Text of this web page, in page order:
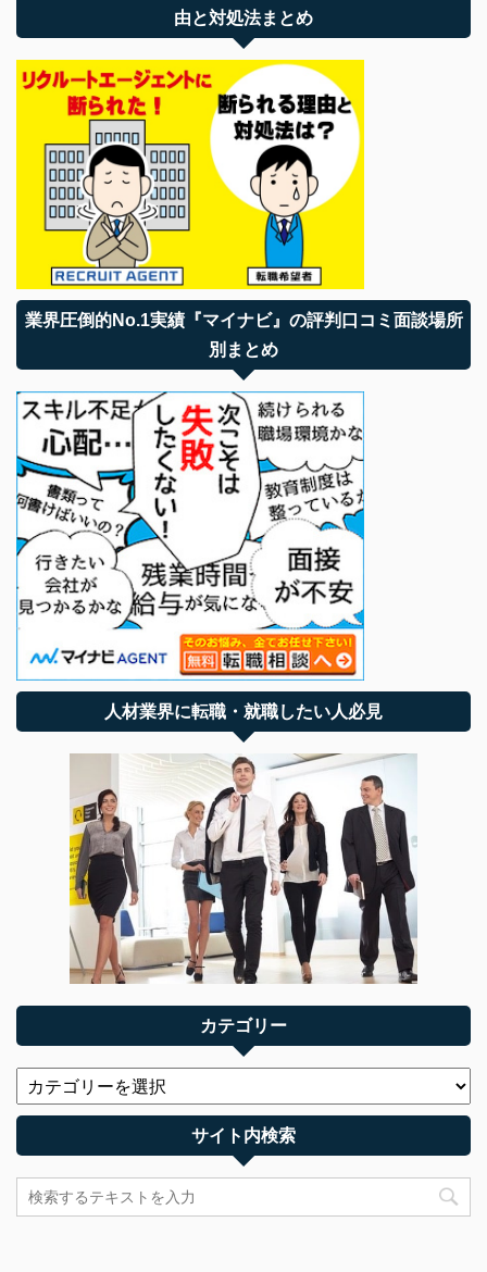
由と対処法まとめ
業界圧倒的No.1実績『マイナビ』の評判口コミ面談場所
別まとめ
人材業界に転職・就職したい人必見
カテゴリー
サイト内検索